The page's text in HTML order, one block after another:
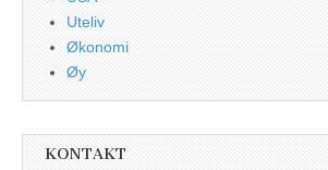
Uteliv
Økonomi
Øy
KONTAKT